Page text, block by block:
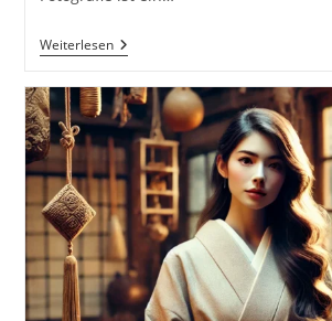
WeiterlesenWas
Ich
Die
Fotografie
Im
Alltäglichen
Leben
Lernen
Durfte
Inkl.
10
Learnings,
Tipps
Und
Lebenslektionen